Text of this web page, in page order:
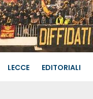
LECCE EDITORIALI